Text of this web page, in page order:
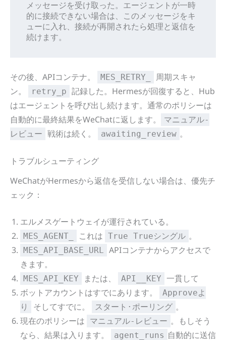
メッセージを受け取った。エージェントが一時
的に接続できない場合は、このメッセージをキ
ューに入れ、接続が再開されたら処理と返信を
続けます。
その後、APIコンテナ。 MES_RETRY_
周期スキャ
ン。
retry_p 記録した。Hermesが回復すると、Hub
はエージェントを呼び出し続けます。通常のポリシーは
自動的に最終結果をWeChatに返します。
マニュアル-
レビュー 戦術は続く。 awaiting_review 。
トラブルシューティング
WeChatがHermesから返信を受信しない場合は、優先チ
ェック：
エルメスゲートウェイが運行されている。
MES_AGENT_ これは True Trueシングル 。
MES_API_BASE_URL APIコンテナからアクセスで
きます。
MES_API_KEY または、 API__KEY 一貫して
ボットアカウントはすでにあります。
Approveよ
り
そしてすでに。 スタート·ポーリング 。
現在のポリシーは
マニュアル-レビュー 。もしそう
なら、結果は入ります。
agent_runs 自動的に送信